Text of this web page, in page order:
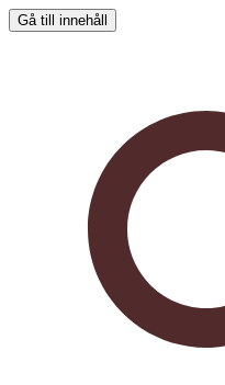
Gå till innehåll